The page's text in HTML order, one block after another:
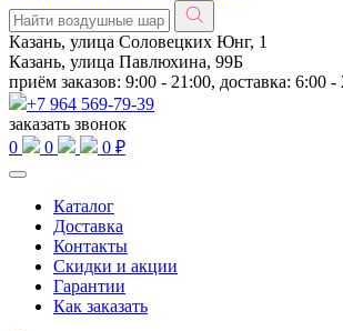
Казань, улица Соловецких Юнг, 1
Казань, улица Павлюхина, 99Б
приём заказов: 9:00 - 21:00, доставка: 6:00 -
+7 964 569-79-39
заказать звонок
0
0 0 ₽
Каталог
Доставка
Контакты
Скидки и акции
Гарантии
Как заказать